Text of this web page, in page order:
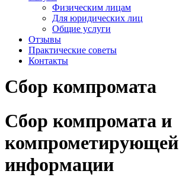
Физическим лицам
Для юридических лиц
Общие услуги
Отзывы
Практические советы
Контакты
Сбор компромата
Сбор компромата и
компрометирующей
информации